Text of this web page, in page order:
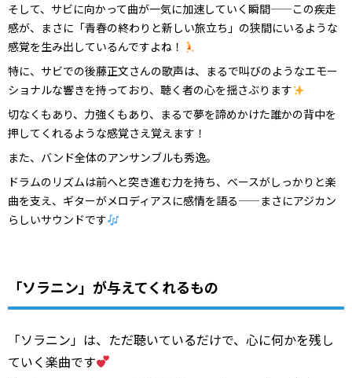
そして、サビに向かって曲が一気に加速していく瞬間——この疾走
感が、まさに「青春の終わりと新しい旅立ち」の狭間にいるような
感覚を生み出しているんですよね！
特に、サビでの後藤正文さんの歌声は、まるで叫びのようなエモー
ショナルな響きを持っており、聴く者の心を揺さぶります
切なくもあり、力強くもあり、まるで夢を諦めかけた誰かの背中を
押してくれるような感覚さえ覚えます！
また、バンド全体のアンサンブルも秀逸。
ドラムのリズムは前へと突き進む力を持ち、ベースがしっかりと楽
曲を支え、ギターがメロディアスに感情を語る——まさにアジカン
らしいサウンドです
「ソラニン」が与えてくれるもの
「ソラニン」は、ただ聴いているだけで、心に何かを残し
ていく楽曲です